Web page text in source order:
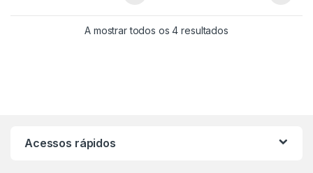
A mostrar todos os 4 resultados
Acessos rápidos